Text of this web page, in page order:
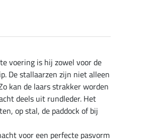
voering is hij zowel voor de
De stallaarzen zijn niet alleen
kan de laars strakker worden
deels uit rundleder. Het
op stal, de paddock of bij
voor een perfecte pasvorm